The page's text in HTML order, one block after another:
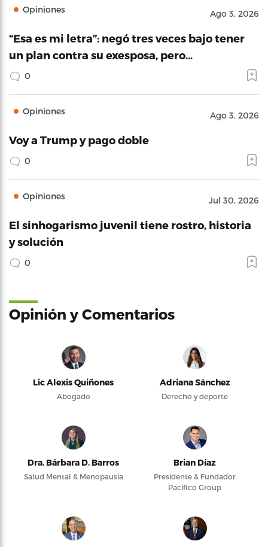
Opiniones Ago 3, 2026
“Esa es mi letra”: negó tres veces bajo tener
un plan contra su exesposa, pero…
0
Opiniones Ago 3, 2026
Voy a Trump y pago doble
0
Opiniones Jul 30, 2026
El sinhogarismo juvenil tiene rostro, historia
y solución
0
Opinión y Comentarios
Lic Alexis Quiñones
Abogado
Adriana Sánchez
Derecho y deporte
Dra. Bárbara D. Barros
Salud Mental & Menopausia
Brian Díaz
Presidente & Fundador
Pacifico Group